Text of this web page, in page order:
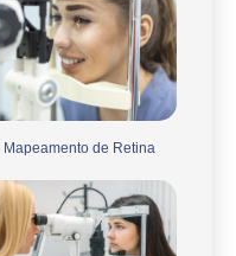
Mapeamento de Retina